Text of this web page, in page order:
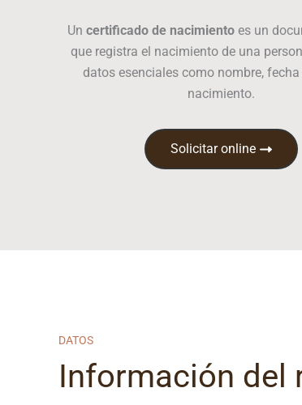
Un certificado de nacimientoes un
que registra el nacimiento de una
datos esenciales como nombre,
nacimiento.
Solicitar online
DATOS
Información del